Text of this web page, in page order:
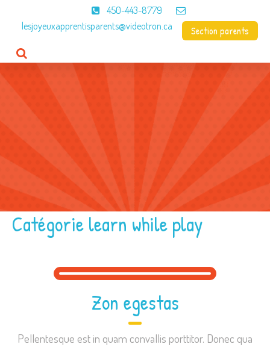
450-443-8779
lesjoyeuxapprentisparents@videotron.ca
Section parents
Catégorie learn while play
Zon egestas
Pellentesque est in quam convallis porttitor. Donec qua